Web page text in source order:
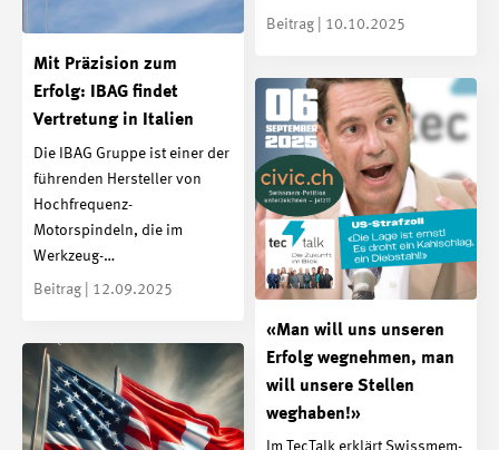
Beitrag | 10.10.2025
Mit Präzision zum
Erfolg: IBAG findet
Vertretung in Italien
Die IBAG Gruppe ist einer der
führenden Hersteller von
Hochfrequenz-
Motorspindeln, die im
Werkzeug-…
Beitrag | 12.09.2025
«Man will uns unseren
Erfolg wegnehmen, man
will unsere Stellen
weghaben!»
Im TecTalk erklärt Swissmem-